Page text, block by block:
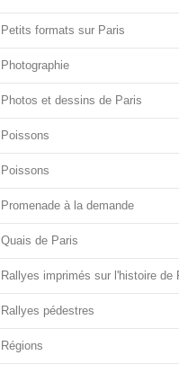
Petits formats sur Paris
Photographie
Photos et dessins de Paris
Poissons
Poissons
Promenade à la demande
Quais de Paris
Rallyes imprimés sur l'histoire de
Rallyes pédestres
Régions